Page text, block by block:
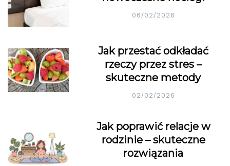
06/02/2026
Jak przestać odkładać
rzeczy przez stres –
skuteczne metody
02/02/2026
Jak poprawić relacje w
rodzinie – skuteczne
rozwiązania